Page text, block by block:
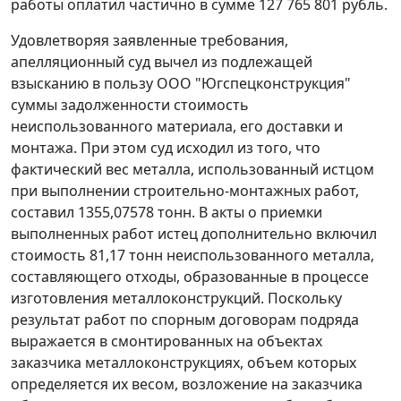
работы оплатил частично в сумме 127 765 801 рубль.
Удовлетворяя заявленные требования,
апелляционный суд вычел из подлежащей
взысканию в пользу ООО "Югспецконструкция"
суммы задолженности стоимость
неиспользованного материала, его доставки и
монтажа. При этом суд исходил из того, что
фактический вес металла, использованный истцом
при выполнении строительно-монтажных работ,
составил 1355,07578 тонн. В акты о приемки
выполненных работ истец дополнительно включил
стоимость 81,17 тонн неиспользованного металла,
составляющего отходы, образованные в процессе
изготовления металлоконструкций. Поскольку
результат работ по спорным договорам подряда
выражается в смонтированных на объектах
заказчика металлоконструкциях, объем которых
определяется их весом, возложение на заказчика